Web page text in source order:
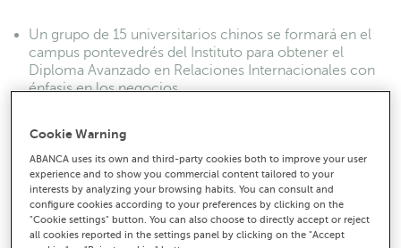
Un grupo de 15 universitarios chinos se formará en el
campus pontevedrés del Instituto para obtener el
Diploma Avanzado en Relaciones Internacionales con
énfasis en los negocios
con prácticas en instituciones y empresas de la
Cookie Warning
ABANCA uses its own and third-party cookies both to improve your user
experience and to show you commercial content tailored to your
interests by analyzing your browsing habits. You can consult and
configure cookies according to your preferences by clicking on the
"Cookie settings" button. You can also choose to directly accept or reject
all cookies reported in the settings panel by clicking on the "Accept